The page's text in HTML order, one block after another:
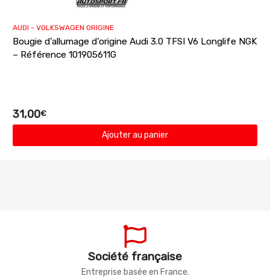
AUDI - VOLKSWAGEN ORIGINE
Bougie d’allumage d’origine Audi 3.0 TFSI V6 Longlife NGK
– Référence 101905611G
31,00€
Ajouter au panier
Société française
Entreprise basée en France.